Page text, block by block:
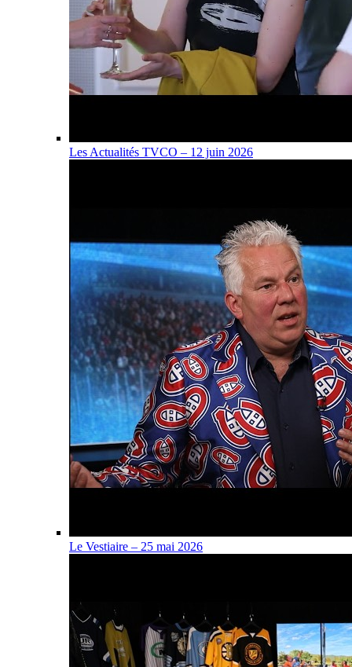
Les Actualités TVCO – 12 juin 2026
Le Vestiaire – 25 mai 2026